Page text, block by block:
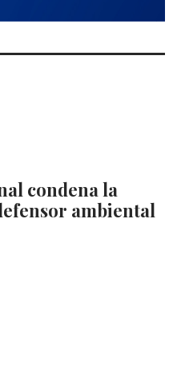
condena la
ambiental